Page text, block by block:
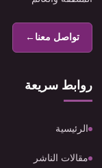
تواصل معنا←
روابط سريعة
الرئيسية
مقالات الناشر